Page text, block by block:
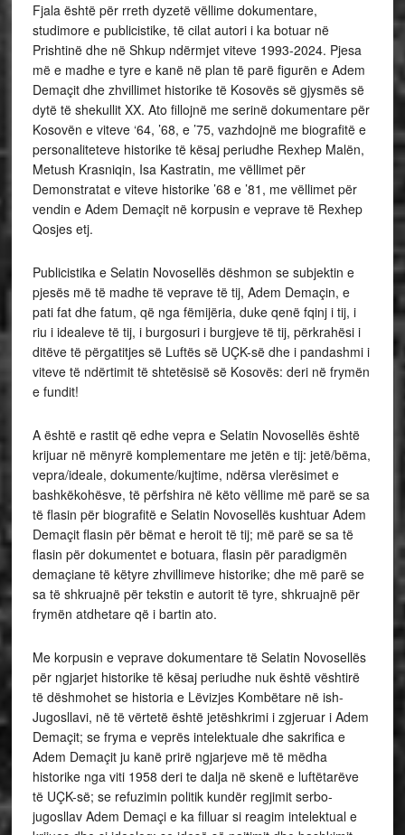
Fjala është për rreth dyzetë vëllime dokumentare,
studimore e publicistike, të cilat autori i ka botuar në
Prishtinë dhe në Shkup ndërmjet viteve 1993-2024. Pjesa
më e madhe e tyre e kanë në plan të parë figurën e Adem
Demaçit dhe zhvillimet historike të Kosovës së gjysmës së
dytë të shekullit XX. Ato fillojnë me serinë dokumentare për
Kosovën e viteve ‘64, ’68, e ’75, vazhdojnë me biografitë e
personaliteteve historike të kësaj periudhe Rexhep Malën,
Metush Krasniqin, Isa Kastratin, me vëllimet për
Demonstratat e viteve historike ’68 e ’81, me vëllimet për
vendin e Adem Demaçit në korpusin e veprave të Rexhep
Qosjes etj.
Publicistika e Selatin Novosellës dëshmon se subjektin e
pjesës më të madhe të veprave të tij, Adem Demaçin, e
pati fat dhe fatum, që nga fëmijëria, duke qenë fqinj i tij, i
riu i idealeve të tij, i burgosuri i burgjeve të tij, përkrahësi i
ditëve të përgatitjes së Luftës së UÇK-së dhe i pandashmi i
viteve të ndërtimit të shtetësisë së Kosovës: deri në frymën
e fundit!
A është e rastit që edhe vepra e Selatin Novosellës është
krijuar në mënyrë komplementare me jetën e tij: jetë/bëma,
vepra/ideale, dokumente/kujtime, ndërsa vlerësimet e
bashkëkohësve, të përfshira në këto vëllime më parë se sa
të flasin për biografitë e Selatin Novosellës kushtuar Adem
Demaçit flasin për bëmat e heroit të tij; më parë se sa të
flasin për dokumentet e botuara, flasin për paradigmën
demaçiane të këtyre zhvillimeve historike; dhe më parë se
sa të shkruajnë për tekstin e autorit të tyre, shkruajnë për
frymën atdhetare që i bartin ato.
Me korpusin e veprave dokumentare të Selatin Novosellës
për ngjarjet historike të kësaj periudhe nuk është vështirë
të dëshmohet se historia e Lëvizjes Kombëtare në ish-
Jugosllavi, në të vërtetë është jetëshkrimi i zgjeruar i Adem
Demaçit; se fryma e veprës intelektuale dhe sakrifica e
Adem Demaçit ju kanë prirë ngjarjeve më të mëdha
historike nga viti 1958 deri te dalja në skenë e luftëtarëve
të UÇK-së; se refuzimin politik kundër regjimit serbo-
jugosllav Adem Demaçi e ka filluar si reagim intelektual e